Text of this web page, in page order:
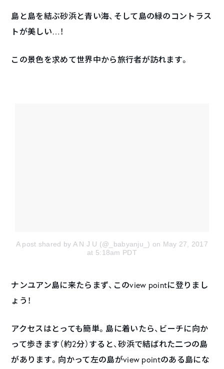
島と島を結ぶ砂浜と青い海、そして島の緑のコントラス
トが美しい…！
この景色を求めて世界中から旅行者が訪れます。
A post shared by A N J U (@_babyanju_) on May 27, 2017
at 5:18am PDT
ナンユアン島に来たらまず、このview pointに登りまし
ょう！
アクセスはとっても簡単。島に着いたら、ビーチに向か
って歩きます（約2分）すると、砂浜で結ばれた二つの島
があります。向かって左の島がview pointのある島にな